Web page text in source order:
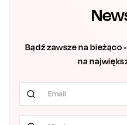
Bądź zawsze na bieżąco
na